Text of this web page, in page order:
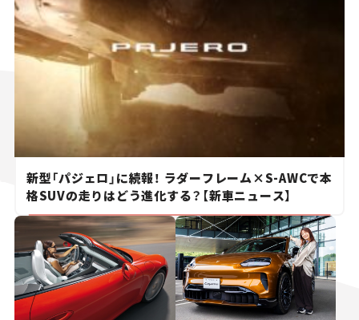
新型「パジェロ」に続報！ ラダーフレーム×S-AWCで本
格SUVの走りはどう進化する？【新車ニュース】